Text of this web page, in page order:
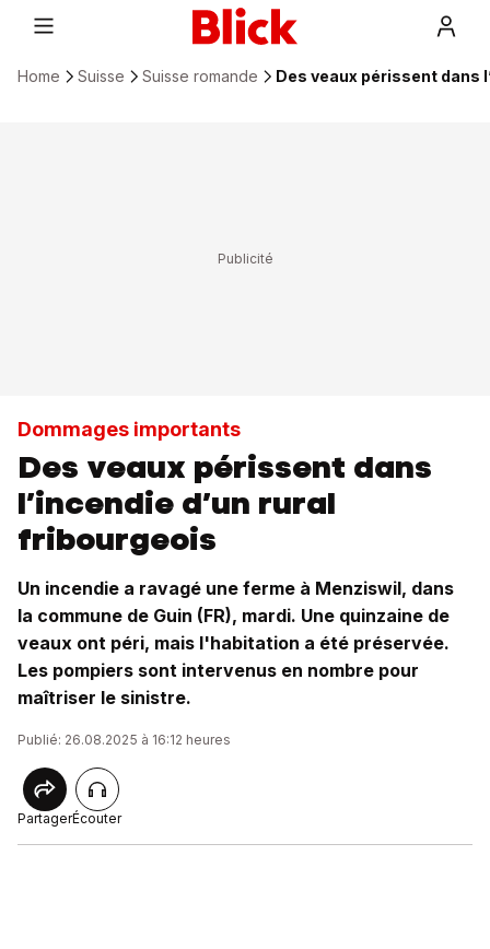
Home Suisse Suisse romande Des veaux périssent dans
Dommages importants
Des veaux périssent dans
l’incendie d’un rural
fribourgeois
Un incendie a ravagé une ferme à Menziswil, dans
la commune de Guin (FR), mardi. Une quinzaine de
veaux ont péri, mais l'habitation a été préservée.
Les pompiers sont intervenus en nombre pour
maîtriser le sinistre.
Publié: 26.08.2025 à 16:12 heures
PartagerÉcouter